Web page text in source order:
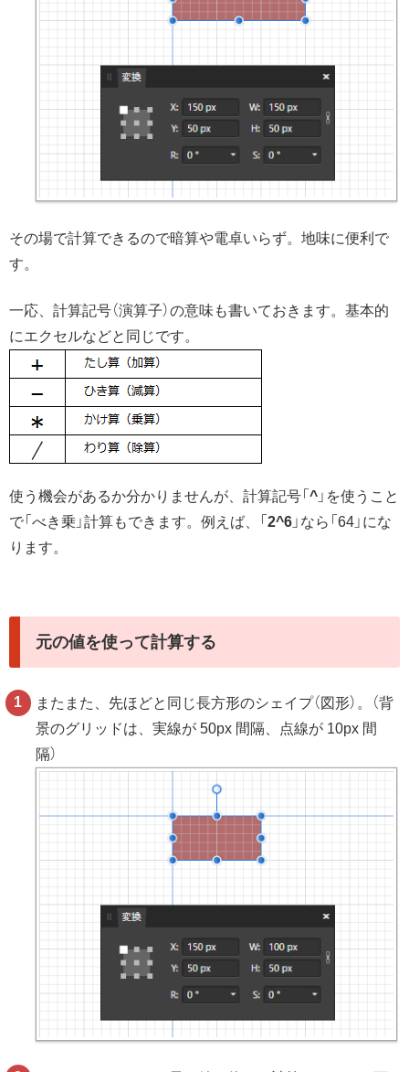
その場で計算できるので暗算や電卓いらず。地味に便利で
す。
一応、計算記号（演算子）の意味も書いておきます。基本的
にエクセルなどと同じです。
使う機会があるか分かりませんが、計算記号「 ^ 」を使うこと
で「べき乗」計算もできます。例えば、「 2^6 」なら「64」にな
ります。
元の値を使って計算する
またまた、先ほどと同じ長方形のシェイプ（図形）。（背
景のグリッドは、実線が 50px 間隔、点線が 10px 間
隔）